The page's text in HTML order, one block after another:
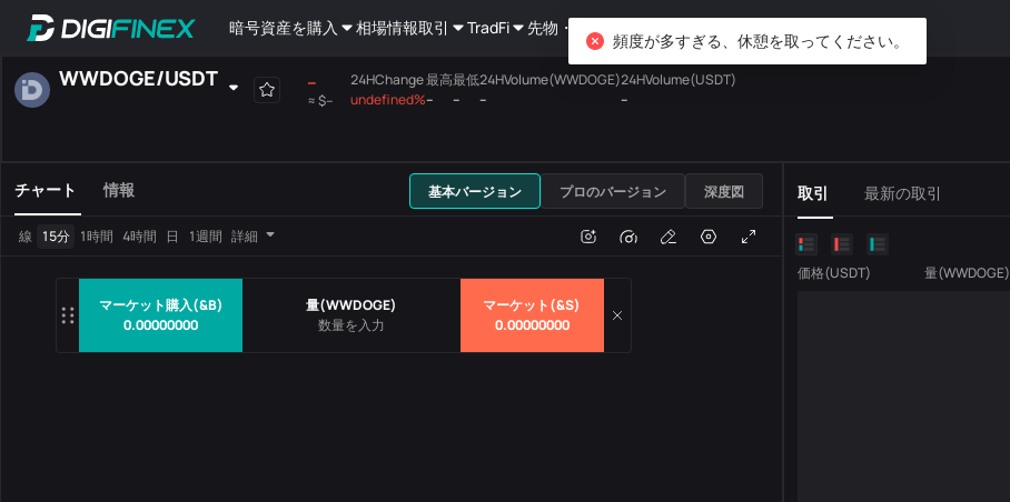
暗号資産を購入 相場情報取引 TradFi 先物・オプション
マーケット購入(&B)
0.00000000
量(WWDOGE)
マーケット(&S)
0.00000000
WWDOGE/USDT --
≈$--
24HChange
undefined%
最高
--
最低
--
24HVolume(WWDOGE)
--
24HVolume(USDT)
--
全てメインボード USDT
取引ペア 取引量
チャート 情報 基本バージョン プロのバージョン 深度図
線 15分 1時間 4時間 日 1週間 詳細
取引 最新の取引
価格(USDT) 量(WWDOGE)
頻度が多すぎる、休憩を取ってください。